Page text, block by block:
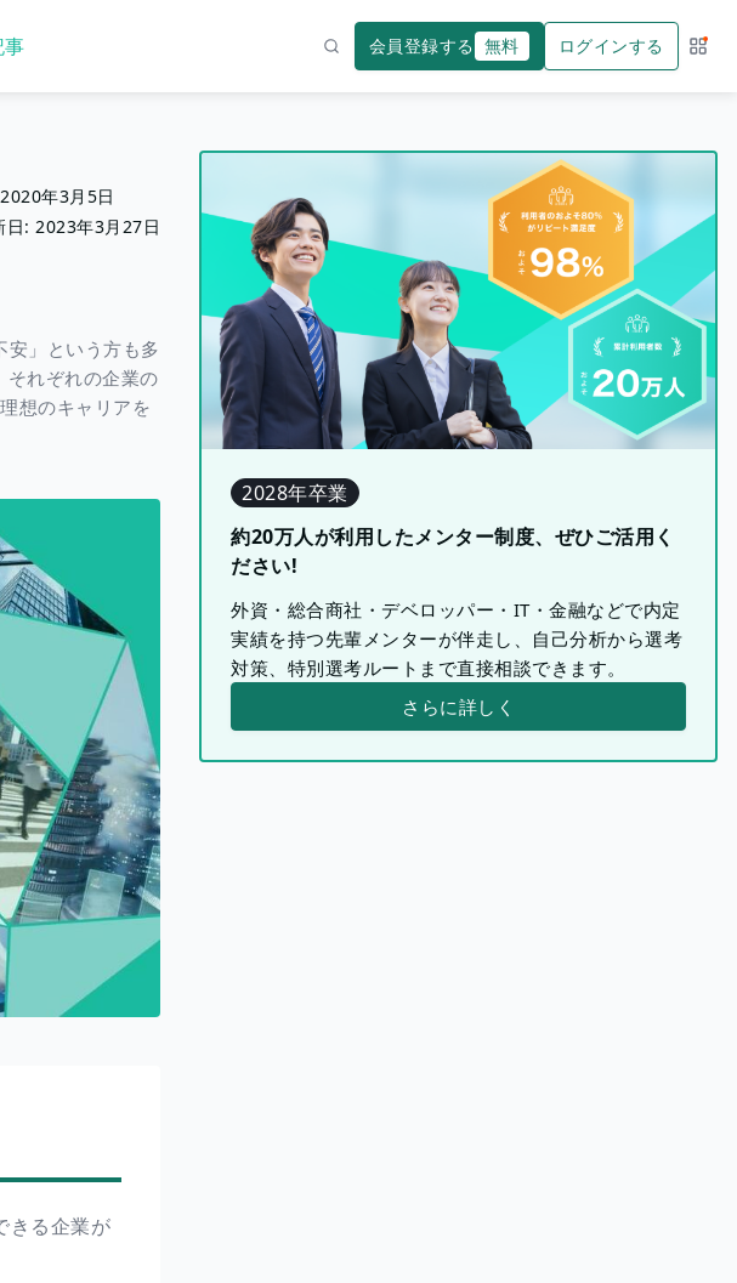
事 会員登録する 無料 ログインする サー
2020年3月5日
日:2023年3月27日
安」という方も多
れぞれの企業の
想のキャリアを
きる企業が
2028年卒業
約20万人が利用したメンター制度、ぜひご活用く
ださい!
外資・総合商社・デベロッパー・IT・金融などで内定
実績を持つ先輩メンターが伴走し、自己分析から選考
対策、特別選考ルートまで直接相談できます。
さらに詳しく